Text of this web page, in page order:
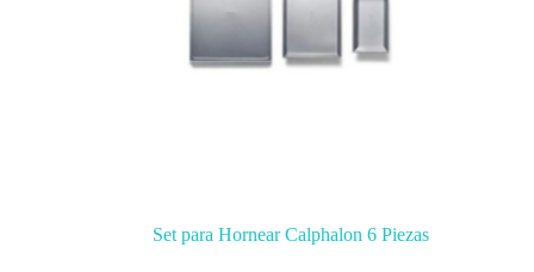
Set para Hornear Calphalon 6 Piezas